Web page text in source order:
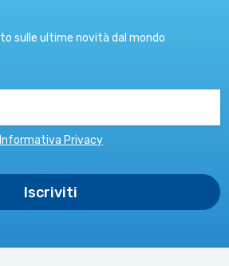
sulle ultime novità dal mondo
Informativa Privacy